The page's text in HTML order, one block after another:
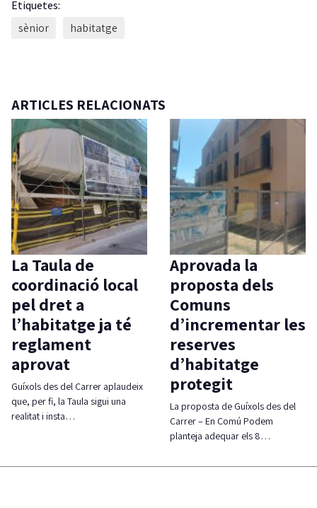
Etiquetes:
sènior
habitatge
ARTICLES RELACIONATS
La Taula de
coordinació local
pel dret a
l’habitatge ja té
reglament
aprovat
Guíxols des del Carrer aplaudeix
que, per fi, la Taula sigui una
realitat i insta…
Aprovada la
proposta dels
Comuns
d’incrementar les
reserves
d’habitatge
protegit
La proposta de Guíxols des del
Carrer – En Comú Podem
planteja adequar els 8…